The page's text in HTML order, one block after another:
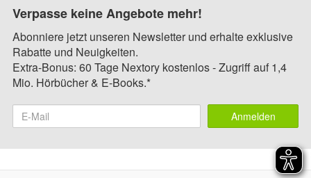
Verpasse keine Angebote mehr!
Abonniere jetzt unseren Newsletter und erhalte exklusive
Rabatte und Neuigkeiten.
Extra-Bonus: 60 Tage Nextory kostenlos - Zugriff auf 1,4
Mio. Hörbücher & E-Books.*
Anmelden